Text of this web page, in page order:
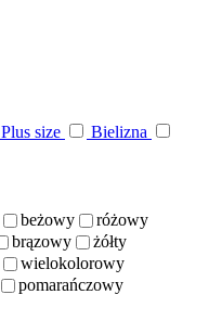
Plus size Bielizna
beżowy
różowy
brązowy
żółty
wielokolorowy
pomarańczowy